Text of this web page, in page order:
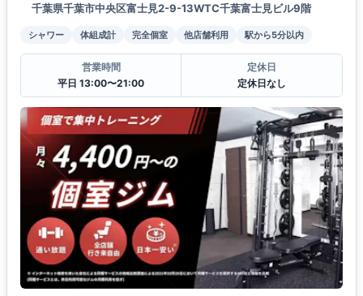
千葉県千葉市中央区富士見2-9-13WTC千葉富士見ビル9階
シャワー 体組成計 完全個室 他店舗利用 駅から5分以内
営業時間
平日 13:00〜21:00
定休日
定休日なし